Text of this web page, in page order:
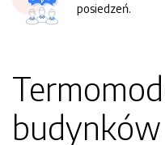
posiedzeń.